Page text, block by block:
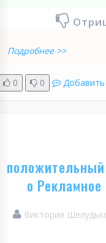
Подробнее >>
0 0
о Рекламное
Виктория